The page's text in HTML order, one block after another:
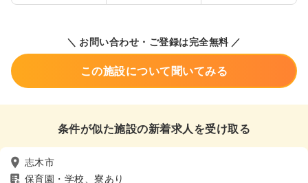
＼ お問い合わせ・ご登録は完全無料 ／
この施設について聞いてみる
条件が似た施設の新着求人を受け取る
志木市
保育園・学校、寮あり